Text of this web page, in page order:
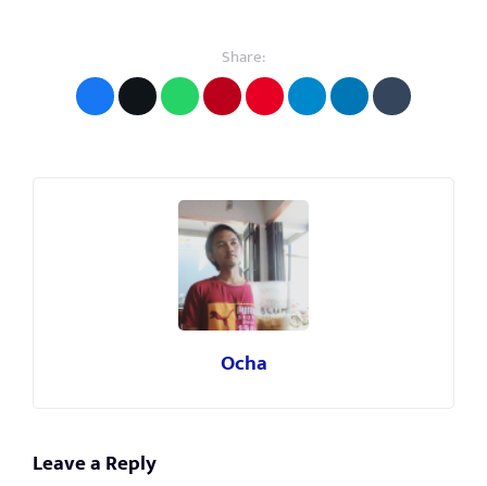
Share:
Ocha
Leave a Reply